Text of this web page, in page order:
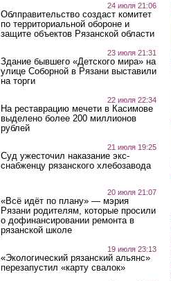
24 июля 21:06
Облправительство создаст комитет
по территориальной обороне и
защите объектов Рязанской области
23 июля 21:31
Здание бывшего «Детского мира» на
улице Соборной в Рязани выставили
на торги
22 июля 22:34
На реставрацию мечети в Касимове
выделено более 200 миллионов
рублей
21 июля 19:25
Суд ужесточил наказание экс-
снабженцу рязанского хлебозавода
20 июля 21:07
«Всё идёт по плану» — мэрия
Рязани родителям, которые просили
о дофинансировании ремонта в
рязанской школе
19 июля 23:13
«Экологический рязанский альянс»
перезапустил «карту свалок»